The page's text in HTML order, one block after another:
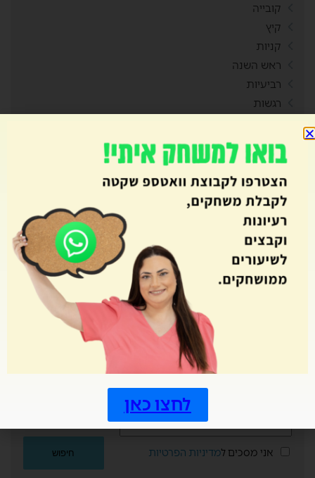
קובייה
קיץ
קניות
ראש השנה
רביעיות
רגשות
רכילות
רכישת קריאה
רפלקציה
שאילת שאלות
שבוע עליות
שבועות
שטף ודיוק קריאה
שיתוף פעולה
אני מסכים למדיניות הפרטיות
לחצו כאן